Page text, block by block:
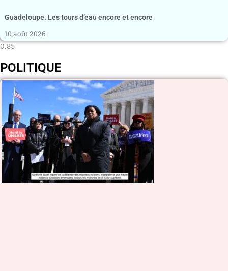
Guadeloupe. Les tours d’eau encore et encore
10 août 2026
POLITIQUE